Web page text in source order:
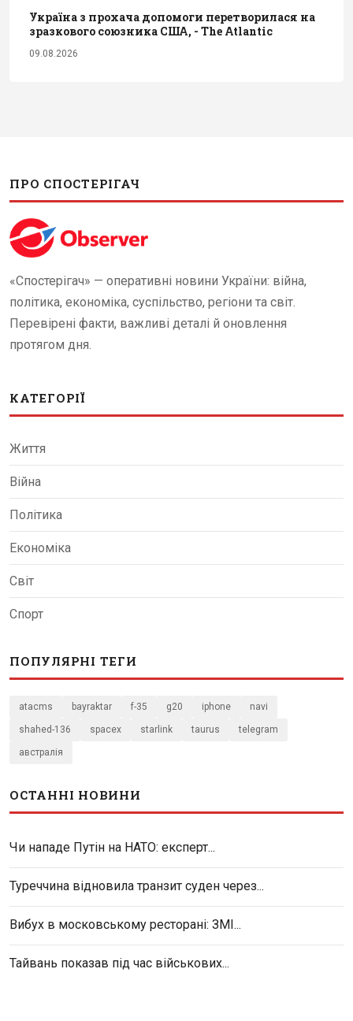
Україна з прохача допомоги перетворилася на
зразкового союзника США, - The Atlantic
09.08.2026
ПРО СПОСТЕРІГАЧ
«Спостерігач» — оперативні новини України: війна,
політика, економіка, суспільство, регіони та світ.
Перевірені факти, важливі деталі й оновлення
протягом дня.
КАТЕГОРІЇ
Життя
Війна
Політика
Економіка
Світ
Спорт
ПОПУЛЯРНІ ТЕГИ
atacms bayraktar f-35 g20 iphone navi
shahed-136 spacex starlink taurus telegram
австралія
ОСТАННІ НОВИНИ
Чи нападе Путін на НАТО: експерт...
Туреччина відновила транзит суден через...
Вибух в московському ресторані: ЗМІ...
Тайвань показав під час військових...